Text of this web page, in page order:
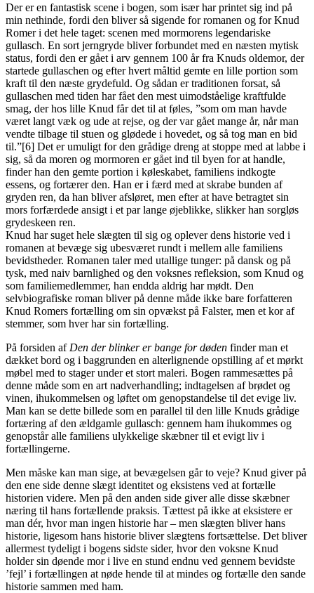
Der er en fantastisk scene i bogen, som især har printet sig ind på
min nethinde, fordi den bliver så sigende for romanen og for Knud
Romer i det hele taget: scenen med mormorens legendariske
gullasch. En sort jerngryde bliver forbundet med en næsten mytisk
status, fordi den er gået i arv gennem 100 år fra Knuds oldemor, der
startede gullaschen og efter hvert måltid gemte en lille portion som
kraft til den næste grydefuld. Og sådan er traditionen forsat, så
gullaschen med tiden har fået den mest uimodståelige kraftfulde
smag, der hos lille Knud får det til at føles, ”som om man havde
været langt væk og ude at rejse, og der var gået mange år, når man
vendte tilbage til stuen og glødede i hovedet, og så tog man en bid
til.”[6] Det er umuligt for den grådige dreng at stoppe med at labbe i
sig, så da moren og mormoren er gået ind til byen for at handle,
finder han den gemte portion i køleskabet, familiens indkogte
essens, og fortærer den. Han er i færd med at skrabe bunden af
gryden ren, da han bliver afsløret, men efter at have betragtet sin
mors forfærdede ansigt i et par lange øjeblikke, slikker han sorgløs
grydeskeen ren.
Knud har suget hele slægten til sig og oplever dens historie ved i
romanen at bevæge sig ubesværet rundt i mellem alle familiens
bevidstheder. Romanen taler med utallige tunger: på dansk og på
tysk, med naiv barnlighed og den voksnes refleksion, som Knud og
som familiemedlemmer, han endda aldrig har mødt. Den
selvbiografiske roman bliver på denne måde ikke bare forfatteren
Knud Romers fortælling om sin opvækst på Falster, men et kor af
stemmer, som hver har sin fortælling.
På forsiden af Den der blinker er bange for døden finder man et
dækket bord og i baggrunden en alterlignende opstilling af et mørkt
møbel med to stager under et stort maleri. Bogen rammesættes på
denne måde som en art nadverhandling; indtagelsen af brødet og
vinen, ihukommelsen og løftet om genopstandelse til det evige liv.
Man kan se dette billede som en parallel til den lille Knuds grådige
fortæring af den ældgamle gullasch: gennem ham ihukommes og
genopstår alle familiens ulykkelige skæbner til et evigt liv i
fortællingerne.
Men måske kan man sige, at bevægelsen går to veje? Knud giver på
den ene side denne slægt identitet og eksistens ved at fortælle
historien videre. Men på den anden side giver alle disse skæbner
næring til hans fortællende praksis. Tættest på ikke at eksistere er
man dér, hvor man ingen historie har – men slægten bliver hans
historie, ligesom hans historie bliver slægtens fortsættelse. Det bliver
allermest tydeligt i bogens sidste sider, hvor den voksne Knud
holder sin døende mor i live en stund endnu ved gennem bevidste
’fejl’ i fortællingen at nøde hende til at mindes og fortælle den sande
historie sammen med ham.